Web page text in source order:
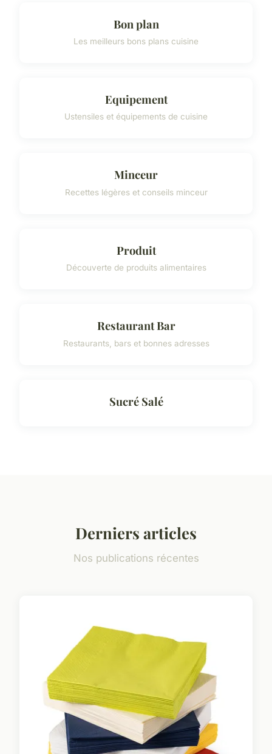
Bon plan
Les meilleurs bons plans cuisine
Equipement
Ustensiles et équipements de cuisine
Minceur
Recettes légères et conseils minceur
Produit
Découverte de produits alimentaires
Restaurant Bar
Restaurants, bars et bonnes adresses
Sucré Salé
Derniers articles
Nos publications récentes